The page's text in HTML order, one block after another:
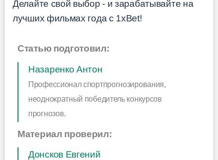
Делайте свой выбор - и зарабатывайте на
лучших фильмах года с 1xBet!
Статью подготовил:
Назаренко Антон
Профессионал спортпрогнозирования,
неоднократный победитель конкурсов
прогнозов.
Материал проверил:
Донсков Евгений